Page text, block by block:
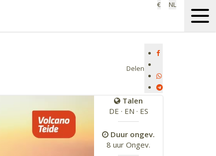
€
NL
Delen
Talen
DE · EN · ES
Duur ongev.
8 uur Ongev.